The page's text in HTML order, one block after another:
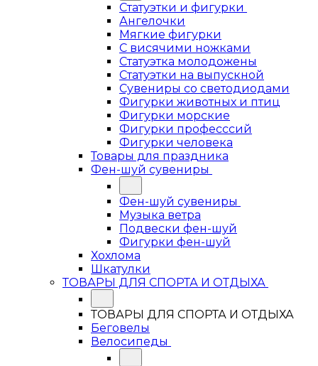
Статуэтки и фигурки
Ангелочки
Мягкие фигурки
С висячими ножками
Статуэтка молодожены
Статуэтки на выпускной
Сувениры со светодиодами
Фигурки животных и птиц
Фигурки морские
Фигурки професссий
Фигурки человека
Товары для праздника
Фен-шуй сувениры
Фен-шуй сувениры
Музыка ветра
Подвески фен-шуй
Фигурки фен-шуй
Хохлома
Шкатулки
ТОВАРЫ ДЛЯ СПОРТА И ОТДЫХА
ТОВАРЫ ДЛЯ СПОРТА И ОТДЫХА
Беговелы
Велосипеды